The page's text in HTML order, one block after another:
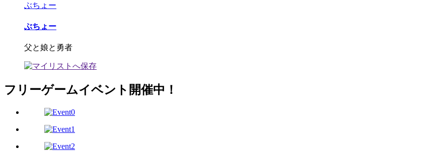
ぶちょー
ぶちょー
父と娘と勇者
フリーゲームイベント開催中！